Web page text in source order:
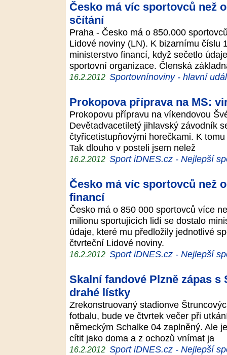
Česko má víc sportovců než
sčítání
Praha - Česko má o 850.000
Lidové noviny (LN). K bizarnímu číslu
ministerstvo financí, když sečetlo
sportovní organizace. Členská
16.2.2012 Sportovnínoviny - hlavní
Prokopova příprava na MS:
Prokopovu přípravu na víkendovou
Devětadvacetiletý jihlavský závodník
čtyřicetistupňovými horečkami. K
Tak dlouho v posteli jsem nelež
16.2.2012 Sport iDNES.cz - Nejlepší
Česko má víc sportovců než
financí
Česko má o 850 000 sportovců více
milionu sportujících lidí se dostalo
údaje, které mu předložily jednotlivé
čtvrteční Lidové noviny.
16.2.2012 Sport iDNES.cz - Nejlepší
Skalní fandové Plzně zápas
drahé lístky
Zrekonstruovaný stadionve
fotbalu, bude ve čtvrtek večer při
německým Schalke 04 zaplněný. Ale
cítit jako doma a z ochozů vnímat ja
16.2.2012 Sport iDNES.cz - Nejlepší